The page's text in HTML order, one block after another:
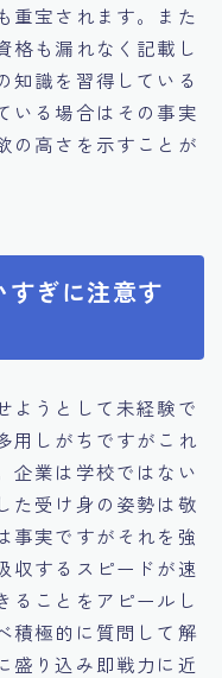
重宝されます。また
格も漏れなく記載し
知識を習得している
いる場合はその事実
の高さを示すことが
ぎに注意す
ようとして未経験で
用しがちですがこれ
企業は学校ではない
た受け身の姿勢は敬
事実ですがそれを強
収するスピードが速
ることをアピールし
積極的に質問して解
盛り込み即戦力に近